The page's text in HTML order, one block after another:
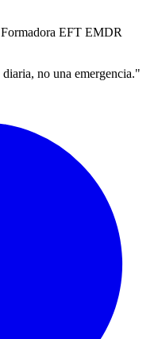
Formadora EFT EMDR
no una emergencia."